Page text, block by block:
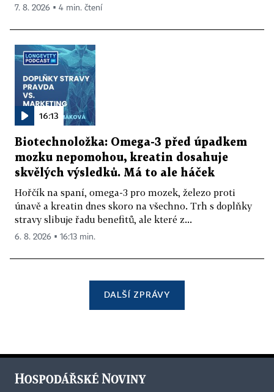
7. 8. 2026 ▪ 4 min. čtení
16:13
Biotechnoložka: Omega-3 před úpadkem
mozku nepomohou, kreatin dosahuje
skvělých výsledků. Má to ale háček
Hořčík na spaní, omega-3 pro mozek, železo proti
únavě a kreatin dnes skoro na všechno. Trh s doplňky
stravy slibuje řadu benefitů, ale které z...
6. 8. 2026 ▪ 16:13 min.
DALŠÍ ZPRÁVY